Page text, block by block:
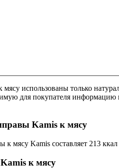
использованы только
для покупателя
Kamis к мясу
к мясу Kamis составляет 213
к мясу